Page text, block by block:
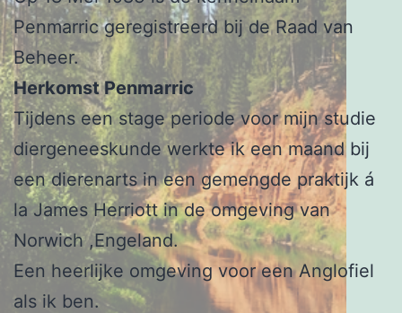
Penmarric geregistreerd bij de Raad van
Beheer.
Herkomst Penmarric
Tijdens een stage periode voor mijn studie
diergeneeskunde werkte ik een maand bij
een dierenarts in een gemengde praktijk á
la James Herriott in de omgeving van
Norwich ,Engeland.
Een heerlijke omgeving voor een Anglofiel
als ik ben.